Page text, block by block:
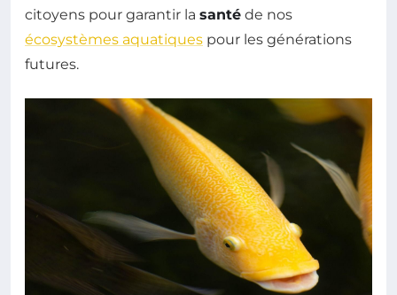
citoyens pour garantir la santé de nos
écosystèmes aquatiques pour les générations
futures.